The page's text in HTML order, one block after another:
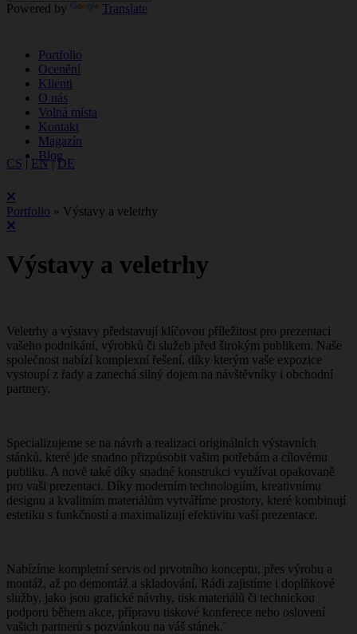
Powered by Translate
Portfolio
Ocenění
Klienti
O nás
Volná místa
Kontakt
Magazín
Blog
CS | EN|DE
Portfolio » Výstavy a veletrhy
Výstavy a veletrhy
Veletrhy a výstavy představují klíčovou příležitost pro prezentaci
vašeho podnikání, výrobků či služeb před širokým publikem. Naše
společnost nabízí komplexní řešení, díky kterým vaše expozice
vystoupí z řady a zanechá silný dojem na návštěvníky i obchodní
partnery.
Specializujeme se na návrh a realizaci originálních výstavních
stánků, které jde snadno přizpůsobit vašim potřebám a cílovému
publiku. A nově také díky snadné konstrukci využívat opakovaně
pro vaši prezentaci. Díky moderním technologiím, kreativnímu
designu a kvalitním materiálům vytváříme prostory, které kombinují
estetiku s funkčností a maximalizují efektivitu vaší prezentace.
Nabízíme kompletní servis od prvotního konceptu, přes výrobu a
montáž, až po demontáž a skladování. Rádi zajistíme i doplňkové
služby, jako jsou grafické návrhy, tisk materiálů či technickou
podporu během akce, přípravu tiskové konferece nebo oslovení
vašich partnerů s pozvánkou na váš stánek.¨